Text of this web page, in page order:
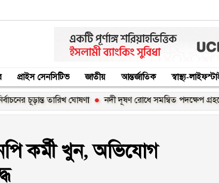
প্রাইস সেনসিটিভ জাতীয় আন্তর্জাতিক স্বাস্থ্য-
চূড়ান্ত তারিখ ঘোষণা নদী দূষণ রোধে সমন্বিত পদক্ষেপ গ্রহণে
কর্মী খুন, অভিযোগ